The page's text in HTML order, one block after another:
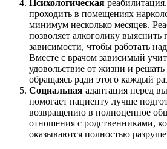
Психологическая
проходить в помещениях
минимум несколько месяцев.
позволяет алкоголику
зависимости, чтобы работать
Вместе с врачом зависимый
удовольствие от жизни и
обращаясь ради этого каждый
Социальная адаптация перед
помогает пациенту лучше
возвращению в полноценное
отношения с родственниками,
оказываются полностью